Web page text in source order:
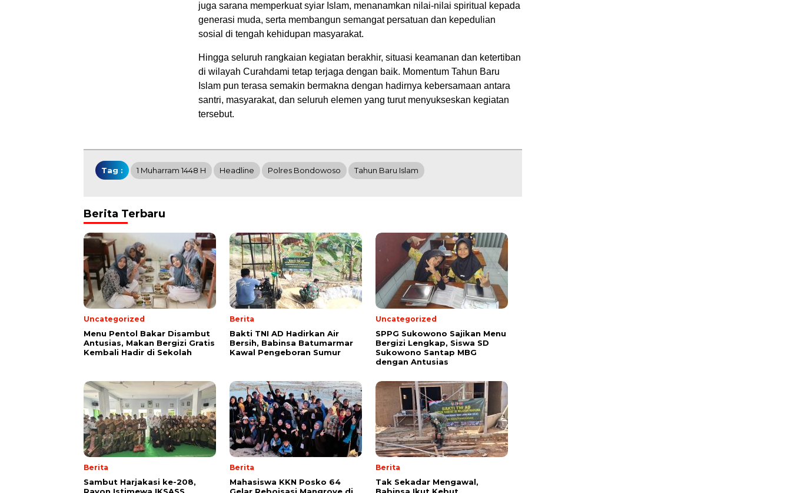
juga sarana memperkuat syiar Islam, menanamkan nilai-nilai spiritual kepada
generasi muda, serta membangun semangat persatuan dan kepedulian
sosial di tengah kehidupan masyarakat.
Hingga seluruh rangkaian kegiatan berakhir, situasi keamanan dan ketertiban
di wilayah Curahdami tetap terjaga dengan baik. Momentum Tahun Baru
Islam pun terasa semakin bermakna dengan hadirnya kebersamaan antara
santri, masyarakat, dan seluruh elemen yang turut menyukseskan kegiatan
tersebut.
Tag : 1 Muharram 1448 H Headline Polres Bondowoso Tahun Baru Islam
Berita Terbaru
Uncategorized
Menu Pentol Bakar Disambut
Antusias, Makan Bergizi Gratis
Kembali Hadir di Sekolah
Berita
Bakti TNI AD Hadirkan Air
Bersih, Babinsa Batumarmar
Kawal Pengeboran Sumur
Uncategorized
SPPG Sukowono Sajikan Menu
Bergizi Lengkap, Siswa SD
Sukowono Santap MBG
dengan Antusias
Berita
Sambut Harjakasi ke-208,
Berita
Mahasiswa KKN Posko 64
Berita
Tak Sekadar Mengawal,